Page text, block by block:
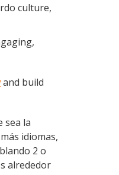
culture,
and build
sea la
idiomas,
2 o
alrededor